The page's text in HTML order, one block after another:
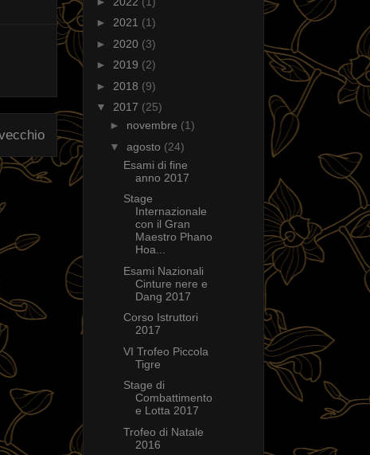
► 2021 (1)
► 2020 (3)
► 2019 (2)
► 2018 (9)
▼ 2017 (25)
► novembre (1)
▼ agosto (24)
Esami di fine
anno 2017
Stage
Internazionale
con il Gran
Maestro Phano
Hoa...
Esami Nazionali
Cinture nere e
Dang 2017
Corso Istruttori
2017
VI Trofeo Piccola
Tigre
Stage di
Combattimento
e Lotta 2017
Trofeo di Natale
2016